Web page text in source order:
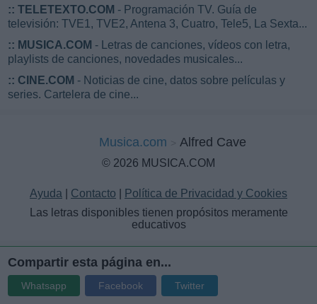
:: TELETEXTO.COM - Programación TV. Guía de
televisión: TVE1, TVE2, Antena 3, Cuatro, Tele5, La Sexta...
:: MUSICA.COM - Letras de canciones, vídeos con letra,
playlists de canciones, novedades musicales...
:: CINE.COM - Noticias de cine, datos sobre películas y
series. Cartelera de cine...
Musica.com Alfred Cave
© 2026 MUSICA.COM
Ayuda Contacto
Política de Privacidad y Cookies
Las letras disponibles tienen propósitos meramente
educativos
Compartir esta página en...
Whatsapp Facebook Twitter